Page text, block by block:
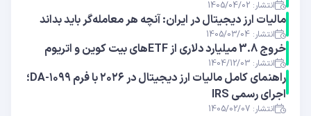
انتشار: 1405/04/02
مالیات ارز دیجیتال در ایران: آنچه هر معامله‌گر باید بداند
انتشار: 1405/03/04
خروج 3.8 میلیارد دلاری از ETFهای بیت ‌کوین و اتریوم
انتشار: 1404/12/03
راهنمای کامل مالیات ارز دیجیتال در ۲۰۲۶ با فرم ۱۰۹۹-DA؛
اجرای رسمی IRS
انتشار: 1405/02/07